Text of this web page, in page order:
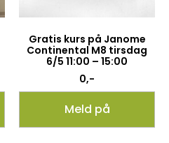
Gratis kurs på Janome
Continental M8 tirsdag
6/5 11:00 – 15:00
0,-
Meld på